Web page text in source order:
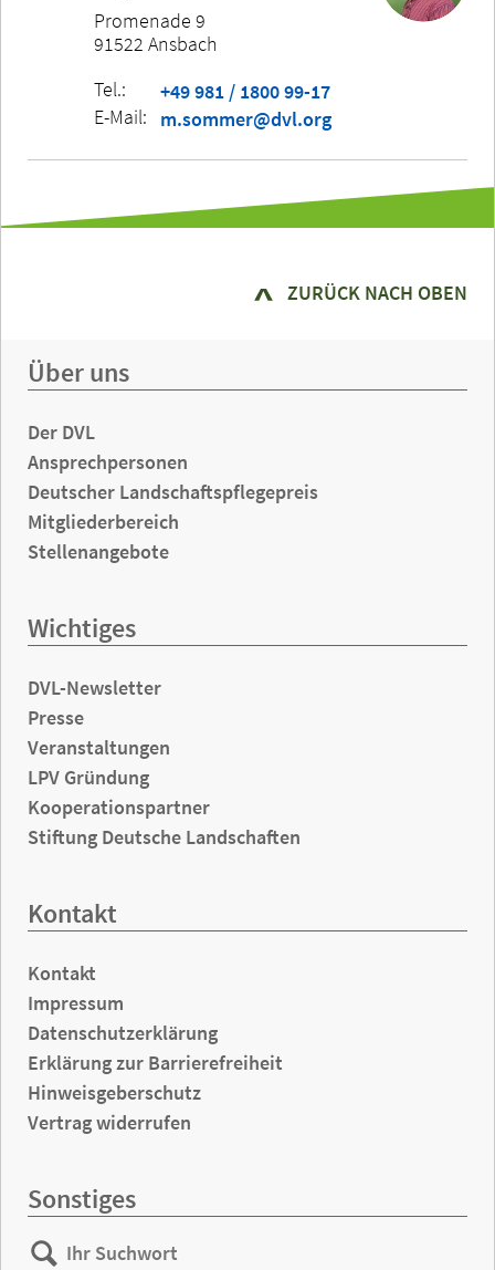
Promenade 9
91522 Ansbach
Tel.:
+49 981 / 1800 99-17
E-Mail:
m.sommer@dvl.org
ZURÜCK NACH OBEN
Über uns
Der DVL
Ansprechpersonen
Deutscher Landschaftspflegepreis
Mitgliederbereich
Stellenangebote
Wichtiges
DVL-Newsletter
Presse
Veranstaltungen
LPV Gründung
Kooperationspartner
Stiftung Deutsche Landschaften
Kontakt
Kontakt
Impressum
Datenschutzerklärung
Erklärung zur Barrierefreiheit
Hinweisgeberschutz
Vertrag widerrufen
Sonstiges
Ihr
Suchen